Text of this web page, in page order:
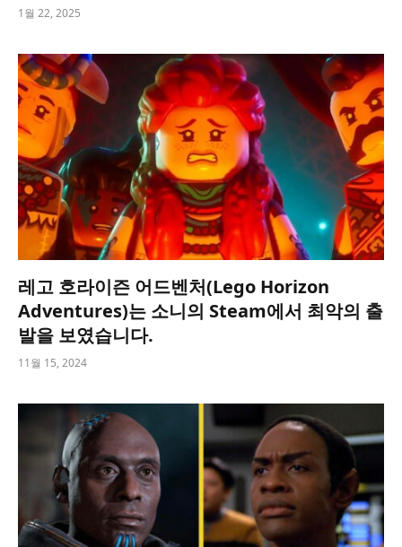
1월 22, 2025
레고 호라이즌 어드벤처(Lego Horizon
Adventures)는 소니의 Steam에서 최악의 출
발을 보였습니다.
11월 15, 2024